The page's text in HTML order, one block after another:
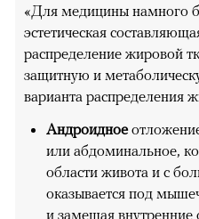
«Для медицины намного
эстетическая
распределение жировой
защитную и
варианта распределения
Андроидное
или абдоминальное,
области живота и с
оказывается под
и замещая внутренние